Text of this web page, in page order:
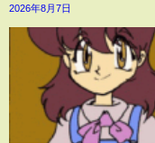
2026年8月7日